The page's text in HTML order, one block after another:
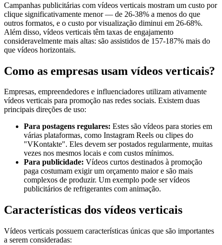
Campanhas publicitárias com vídeos verticais mostram um custo por
clique significativamente menor — de 26-38% a menos do que
outros formatos, e o custo por visualização diminui em 26-68%.
Além disso, vídeos verticais têm taxas de engajamento
consideravelmente mais altas: são assistidos de 157-187% mais do
que vídeos horizontais.
Como as empresas usam vídeos verticais?
Empresas, empreendedores e influenciadores utilizam ativamente
vídeos verticais para promoção nas redes sociais. Existem duas
principais direções de uso:
Para postagens regulares: Estes são vídeos para stories em
várias plataformas, como Instagram Reels ou clipes do
"VKontakte". Eles devem ser postados regularmente, muitas
vezes nos mesmos locais e com custos mínimos.
Para publicidade: Vídeos curtos destinados à promoção
paga costumam exigir um orçamento maior e são mais
complexos de produzir. Um exemplo pode ser vídeos
publicitários de refrigerantes com animação.
Características dos vídeos verticais
Vídeos verticais possuem características únicas que são importantes
a serem consideradas: